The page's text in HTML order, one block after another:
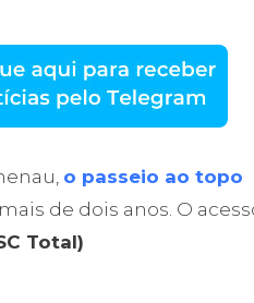
o passeio ao topo
de dois anos. O
Total)